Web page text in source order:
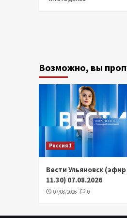
Возможно, вы
Россия 1
Вести Ульяновск (эфир
11.30) 07.08.2026
07/08/2026 0